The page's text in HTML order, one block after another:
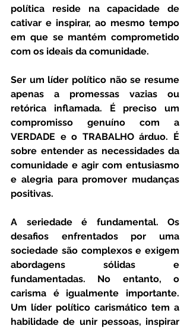
política reside na capacidade de
cativar e inspirar, ao mesmo tempo
em que se mantém comprometido
com os ideais da comunidade.
Ser um líder político não se resume
apenas a promessas vazias ou
retórica inflamada. É preciso um
compromisso genuíno com a
VERDADE e o TRABALHO árduo. É
sobre entender as necessidades da
comunidade e agir com entusiasmo
e alegria para promover mudanças
positivas.
A seriedade é fundamental. Os
desafios enfrentados por uma
sociedade são complexos e exigem
abordagens sólidas e
fundamentadas. No entanto, o
carisma é igualmente importante.
Um líder político carismático tem a
habilidade de unir pessoas, inspirar